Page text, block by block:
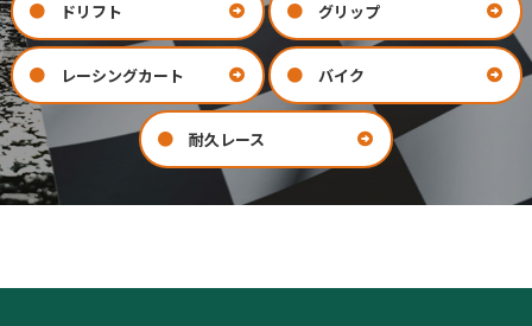
ドリフト グリップ
レーシングカート バイク
耐久レース
お問い合わせ
会社案内